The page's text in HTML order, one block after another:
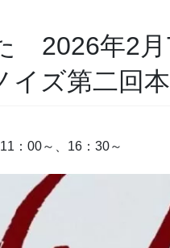
2026年2月
ズ第二回
：00～、16：30～